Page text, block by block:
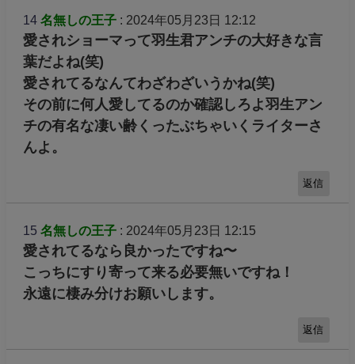
14 名無しの王子: 2024年05月23日 12:12
愛されショーマって羽生君アンチの大好きな言
葉だよね(笑)
愛されてるなんてわざわざいうかね(笑)
その前に何人愛してるのか確認しろよ羽生アン
チの有名な凄い齢くったぶちゃいくライターさ
んよ。
返信
15 名無しの王子: 2024年05月23日 12:15
愛されてるなら良かったですね〜
こっちにすり寄って来る必要無いですね！
永遠に棲み分けお願いします。
返信